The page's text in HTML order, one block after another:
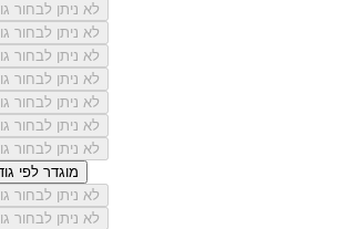
לא ניתן לבחור גודל
לא ניתן לבחור גודל
לא ניתן לבחור גודל
לא ניתן לבחור גודל
לא ניתן לבחור גודל
לא ניתן לבחור גודל
לא ניתן לבחור גודל
מוגדר לפי גודל:
לא ניתן לבחור גודל
לא ניתן לבחור גודל